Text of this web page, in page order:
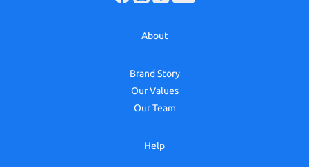
About
Brand Story
Our Values
Our Team
Help